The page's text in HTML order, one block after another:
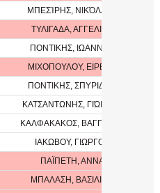
ΜΠΕΣΊΡΗΣ, ΝΙΚΌΛΑΟΣ
ΤΥΛΙΓΑΔΑ, ΑΓΓΕΛΙΚΗ
ΠΟΝΤΙΚΗΣ, ΙΩΑΝΝΗΣ
ΜΙΧΟΠΟΥΛΟΥ, ΕΙΡΕΝΑ
ΠΟΝΤΙΚΗΣ, ΣΠΥΡΙΔΩΝ
ΚΑΤΣΑΝΤΩΝΗΣ, ΓΙΏΡΓΟΣ
ΚΑΛΦΑΚΑΚΟΣ, ΒΑΓΓΕΛΗΣ
ΙΑΚΩΒΟΥ, ΓΙΩΡΓΟΣ
ΠΑΪΠΕΤΗ, ΑΝΝΑ
ΜΠΑΛΑΣΗ, ΒΑΣΙΛΙΚΗ